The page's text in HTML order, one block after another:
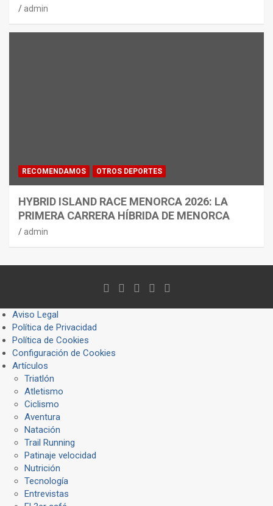
admin
RECOMENDAMOS OTROS DEPORTES
HYBRID ISLAND RACE MENORCA 2026: LA
PRIMERA CARRERA HÍBRIDA DE MENORCA
admin
Aviso Legal
Política de Privacidad
Política de Cookies
Configuración de Cookies
Artículos
Triatlón
Atletismo
Ciclismo
Aventura
Natación
Trail Running
Patinaje velocidad
Nutrición
Tecnología
Entrevistas